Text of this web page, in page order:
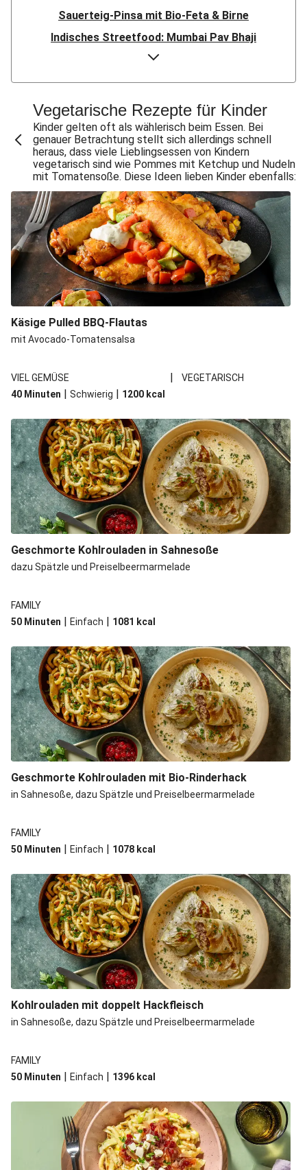
Sauerteig-Pinsa mit Bio-Feta & Birne
Indisches Streetfood: Mumbai Pav Bhaji
Flauipauis Zucchini-Puffer mit Hexkräutern
Nord-Indischer Palak Paneer in spicy Spinatcurry
Bowl & doppelt veganen Sweet-Chili-Filetstücken
Doppelte vegane Beyond Meat Frikadelle
Buttrige Filetstücke mit Kormapaste
Spinat-Brezenknödel mit Rahmschwammerln
Perlencouscous-Minestrone mit Kichererbsen
Chana Masala mit Kichererbsen und Babyspinat
Scharfe Linsensuppe mit Bio-Feta und veganen
Filetstücken
Scharfe Marokkanische Linsensuppe mit Bio-Feta
Vegane Beyond Meat Frikadelle mit Zwiebelsoße
Spätzle in Camembert-Creme-Soße
Bio-Halloumi auf Bohnenstampf
Marokkanischer Kichererbsen-Eintopf mit extra Bio-
Feta
Marokkanischer Kichererbsen-Gemüseeintopf
Vegetarische Rezepte für Kinder
Kinder gelten oft als wählerisch beim Essen. Bei
genauer Betrachtung stellt sich allerdings schnell
heraus, dass viele Lieblingsessen von Kindern
vegetarisch sind wie Pommes mit Ketchup und Nudeln
mit Tomatensoße. Diese Ideen lieben Kinder ebenfalls:
Käsige Pulled BBQ-Flautas
mit Avocado-Tomatensalsa
VIEL GEMÜSE |
VEGETARISCH
40 Minuten | Schwierig | 1200 kcal
Geschmorte Kohlrouladen in Sahnesoße
dazu Spätzle und Preiselbeermarmelade
FAMILY
50 Minuten | Einfach | 1081 kcal
Geschmorte Kohlrouladen mit Bio-Rinderhack
in Sahnesoße, dazu Spätzle und Preiselbeermarmelade
FAMILY
50 Minuten | Einfach | 1078 kcal
Kohlrouladen mit doppelt Hackfleisch
in Sahnesoße, dazu Spätzle und Preiselbeermarmelade
FAMILY
50 Minuten | Einfach | 1396 kcal